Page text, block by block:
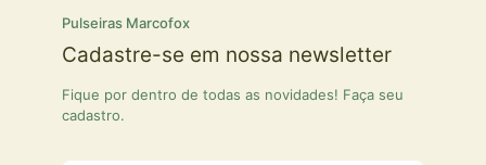
Pulseiras Marcofox
Cadastre-se em nossa newsletter
Fique por dentro de todas as novidades! Faça seu
cadastro.